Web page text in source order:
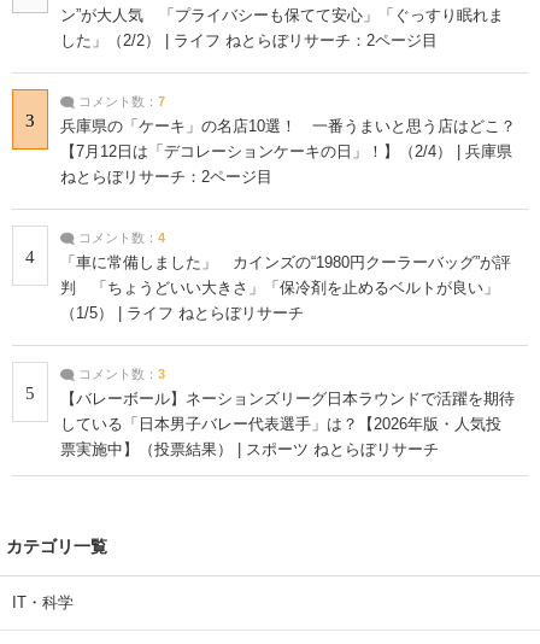
ン”が大人気 「プライバシーも保てて安心」「ぐっすり眠れま
した」（2/2） | ライフ ねとらぼリサーチ：2ページ目
3
コメント数： 7
兵庫県の「ケーキ」の名店10選！ 一番うまいと思う店はどこ？
【7月12日は「デコレーションケーキの日」！】（2/4） | 兵庫県
ねとらぼリサーチ：2ページ目
4
コメント数： 4
「車に常備しました」 カインズの“1980円クーラーバッグ”が評
判 「ちょうどいい大きさ」「保冷剤を止めるベルトが良い」
（1/5） | ライフ ねとらぼリサーチ
5
コメント数： 3
【バレーボール】ネーションズリーグ日本ラウンドで活躍を期待
している「日本男子バレー代表選手」は？【2026年版・人気投
票実施中】（投票結果） | スポーツ ねとらぼリサーチ
カテゴリ一覧
IT・科学